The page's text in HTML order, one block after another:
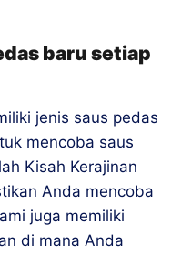
baru setiap
jenis saus pedas
mencoba saus
Kisah Kerajinan
Anda mencoba
juga memiliki
di mana Anda